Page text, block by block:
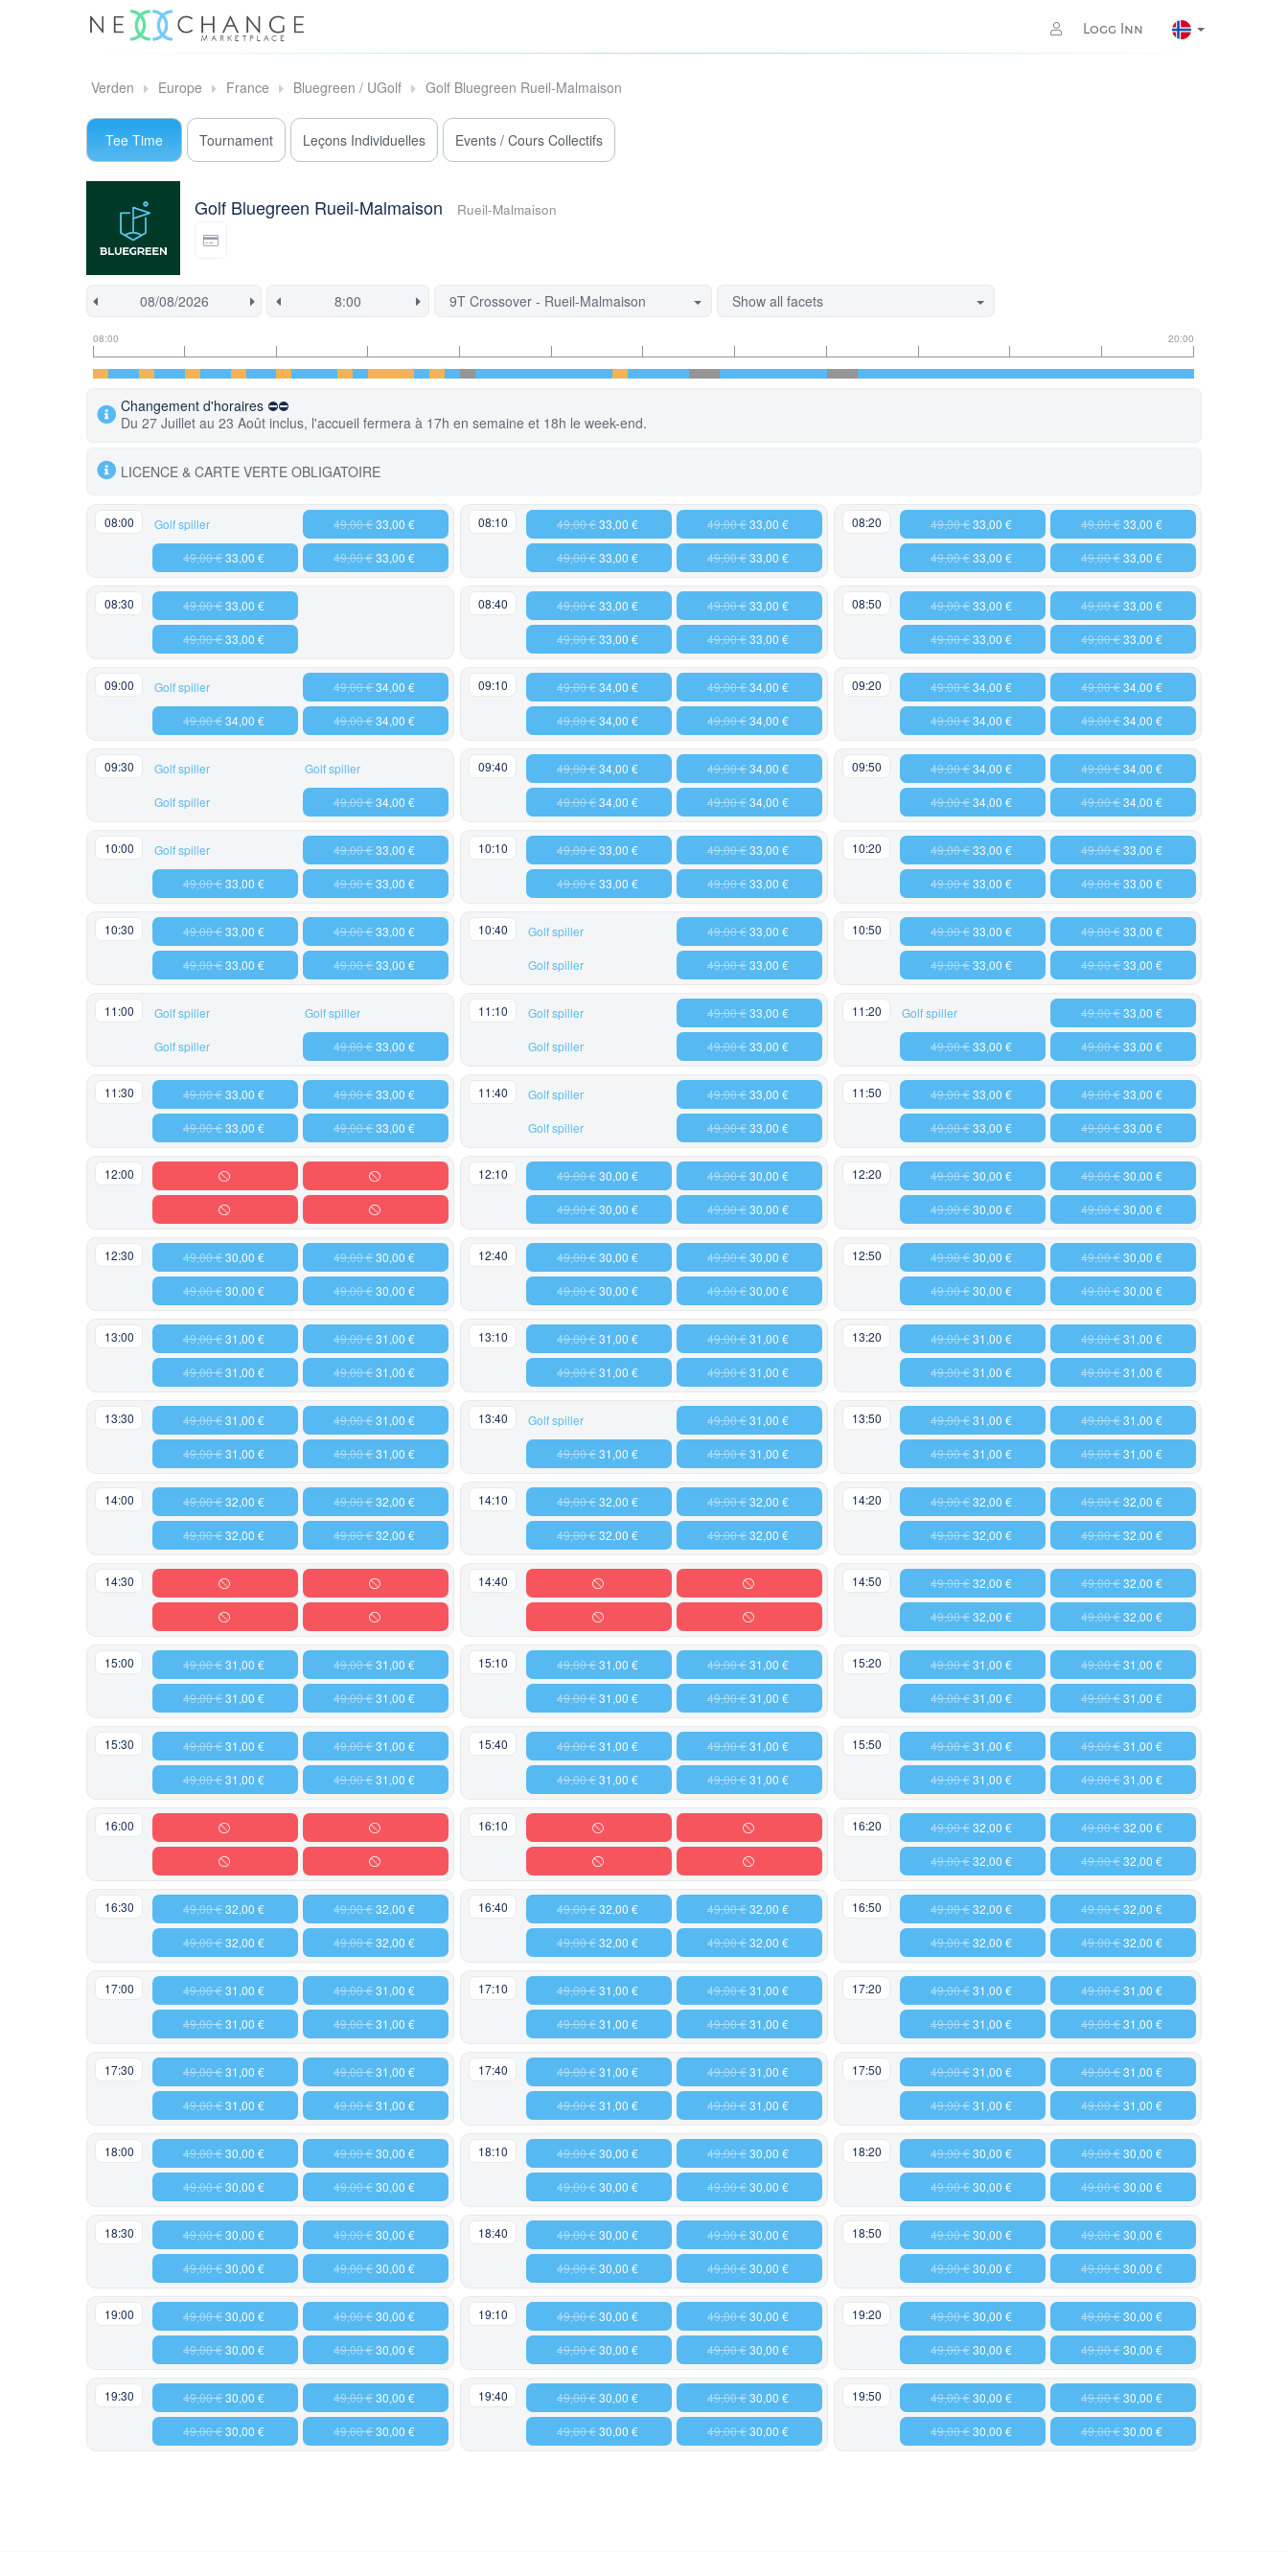
Logg Inn
Verden Europe France Bluegreen / UGolf Golf Bluegreen Rueil-Malmaison
Tee Time Tournament Leçons Individuelles Events / Cours Collectifs
Golf Bluegreen Rueil-Malmaison Rueil-Malmaison
9T Crossover - Rueil-Malmaison
Show all facets
08:00 20:00
Changement d'horaires ⛔⛔
Du 27 Juillet au 23 Août inclus, l'accueil fermera à 17h en semaine et 18h le week-end.
LICENCE & CARTE VERTE OBLIGATOIRE
08:00 Golf spiller
49,00 €33,00 €
49,00 €33,00 €
49,00 €33,00 €
08:10 49,00 €33,00 €
49,00 €33,00 €
49,00 €33,00 €
49,00 €33,00 €
08:20 49,00 €33,00 €
49,00 €33,00 €
49,00 €33,00 €
49,00 €33,00 €
08:30 49,00 €33,00 €
49,00 €33,00 €
08:40 49,00 €33,00 €
49,00 €33,00 €
49,00 €33,00 €
49,00 €33,00 €
08:50 49,00 €33,00 €
49,00 €33,00 €
49,00 €33,00 €
49,00 €33,00 €
09:00 Golf spiller
49,00 €34,00 €
49,00 €34,00 €
49,00 €34,00 €
09:10 49,00 €34,00 €
49,00 €34,00 €
49,00 €34,00 €
49,00 €34,00 €
09:20 49,00 €34,00 €
49,00 €34,00 €
49,00 €34,00 €
49,00 €34,00 €
09:30 Golf spiller
Golf spiller
Golf spiller
49,00 €34,00 €
09:40 49,00 €34,00 €
49,00 €34,00 €
49,00 €34,00 €
49,00 €34,00 €
09:50 49,00 €34,00 €
49,00 €34,00 €
49,00 €34,00 €
49,00 €34,00 €
10:00 Golf spiller
49,00 €33,00 €
49,00 €33,00 €
49,00 €33,00 €
10:10 49,00 €33,00 €
49,00 €33,00 €
49,00 €33,00 €
49,00 €33,00 €
10:20 49,00 €33,00 €
49,00 €33,00 €
49,00 €33,00 €
49,00 €33,00 €
10:30 49,00 €33,00 €
49,00 €33,00 €
49,00 €33,00 €
49,00 €33,00 €
10:40 Golf spiller
Golf spiller
49,00 €33,00 €
49,00 €33,00 €
10:50 49,00 €33,00 €
49,00 €33,00 €
49,00 €33,00 €
49,00 €33,00 €
11:00 Golf spiller
Golf spiller
Golf spiller
49,00 €33,00 €
11:10 Golf spiller
Golf spiller
49,00 €33,00 €
49,00 €33,00 €
11:20 Golf spiller
49,00 €33,00 €
49,00 €33,00 €
49,00 €33,00 €
11:30 49,00 €33,00 €
49,00 €33,00 €
49,00 €33,00 €
49,00 €33,00 €
11:40 Golf spiller
Golf spiller
49,00 €33,00 €
49,00 €33,00 €
11:50 49,00 €33,00 €
49,00 €33,00 €
49,00 €33,00 €
49,00 €33,00 €
12:00 12:10 49,00 €30,00 €
49,00 €30,00 €
49,00 €30,00 €
49,00 €30,00 €
12:20 49,00 €30,00 €
49,00 €30,00 €
49,00 €30,00 €
49,00 €30,00 €
12:30 49,00 €30,00 €
49,00 €30,00 €
49,00 €30,00 €
49,00 €30,00 €
12:40 49,00 €30,00 €
49,00 €30,00 €
49,00 €30,00 €
49,00 €30,00 €
12:50 49,00 €30,00 €
49,00 €30,00 €
49,00 €30,00 €
49,00 €30,00 €
13:00 49,00 €31,00 €
49,00 €31,00 €
49,00 €31,00 €
49,00 €31,00 €
13:10 49,00 €31,00 €
49,00 €31,00 €
49,00 €31,00 €
49,00 €31,00 €
13:20 49,00 €31,00 €
49,00 €31,00 €
49,00 €31,00 €
49,00 €31,00 €
13:30 49,00 €31,00 €
49,00 €31,00 €
49,00 €31,00 €
49,00 €31,00 €
13:40 Golf spiller
49,00 €31,00 €
49,00 €31,00 €
49,00 €31,00 €
13:50 49,00 €31,00 €
49,00 €31,00 €
49,00 €31,00 €
49,00 €31,00 €
14:00 49,00 €32,00 €
49,00 €32,00 €
49,00 €32,00 €
49,00 €32,00 €
14:10 49,00 €32,00 €
49,00 €32,00 €
49,00 €32,00 €
49,00 €32,00 €
14:20 49,00 €32,00 €
49,00 €32,00 €
49,00 €32,00 €
49,00 €32,00 €
14:30 14:40 14:50 49,00 €32,00 €
49,00 €32,00 €
49,00 €32,00 €
49,00 €32,00 €
15:00 49,00 €31,00 €
49,00 €31,00 €
49,00 €31,00 €
49,00 €31,00 €
15:10 49,00 €31,00 €
49,00 €31,00 €
49,00 €31,00 €
49,00 €31,00 €
15:20 49,00 €31,00 €
49,00 €31,00 €
49,00 €31,00 €
49,00 €31,00 €
15:30 49,00 €31,00 €
49,00 €31,00 €
49,00 €31,00 €
49,00 €31,00 €
15:40 49,00 €31,00 €
49,00 €31,00 €
49,00 €31,00 €
49,00 €31,00 €
15:50 49,00 €31,00 €
49,00 €31,00 €
49,00 €31,00 €
49,00 €31,00 €
16:00 16:10 16:20 49,00 €32,00 €
49,00 €32,00 €
49,00 €32,00 €
49,00 €32,00 €
16:30 49,00 €32,00 €
49,00 €32,00 €
49,00 €32,00 €
49,00 €32,00 €
16:40 49,00 €32,00 €
49,00 €32,00 €
49,00 €32,00 €
49,00 €32,00 €
16:50 49,00 €32,00 €
49,00 €32,00 €
49,00 €32,00 €
49,00 €32,00 €
17:00 49,00 €31,00 €
49,00 €31,00 €
49,00 €31,00 €
49,00 €31,00 €
17:10 49,00 €31,00 €
49,00 €31,00 €
49,00 €31,00 €
49,00 €31,00 €
17:20 49,00 €31,00 €
49,00 €31,00 €
49,00 €31,00 €
49,00 €31,00 €
17:30 49,00 €31,00 €
49,00 €31,00 €
49,00 €31,00 €
49,00 €31,00 €
17:40 49,00 €31,00 €
49,00 €31,00 €
49,00 €31,00 €
49,00 €31,00 €
17:50 49,00 €31,00 €
49,00 €31,00 €
49,00 €31,00 €
49,00 €31,00 €
18:00 49,00 €30,00 €
49,00 €30,00 €
49,00 €30,00 €
49,00 €30,00 €
18:10 49,00 €30,00 €
49,00 €30,00 €
49,00 €30,00 €
49,00 €30,00 €
18:20 49,00 €30,00 €
49,00 €30,00 €
49,00 €30,00 €
49,00 €30,00 €
18:30 49,00 €30,00 €
49,00 €30,00 €
49,00 €30,00 €
49,00 €30,00 €
18:40 49,00 €30,00 €
49,00 €30,00 €
49,00 €30,00 €
49,00 €30,00 €
18:50 49,00 €30,00 €
49,00 €30,00 €
49,00 €30,00 €
49,00 €30,00 €
19:00 49,00 €30,00 €
49,00 €30,00 €
49,00 €30,00 €
49,00 €30,00 €
19:10 49,00 €30,00 €
49,00 €30,00 €
49,00 €30,00 €
49,00 €30,00 €
19:20 49,00 €30,00 €
49,00 €30,00 €
49,00 €30,00 €
49,00 €30,00 €
19:30 49,00 €30,00 €
49,00 €30,00 €
49,00 €30,00 €
49,00 €30,00 €
19:40 49,00 €30,00 €
49,00 €30,00 €
49,00 €30,00 €
49,00 €30,00 €
19:50 49,00 €30,00 €
49,00 €30,00 €
49,00 €30,00 €
49,00 €30,00 €